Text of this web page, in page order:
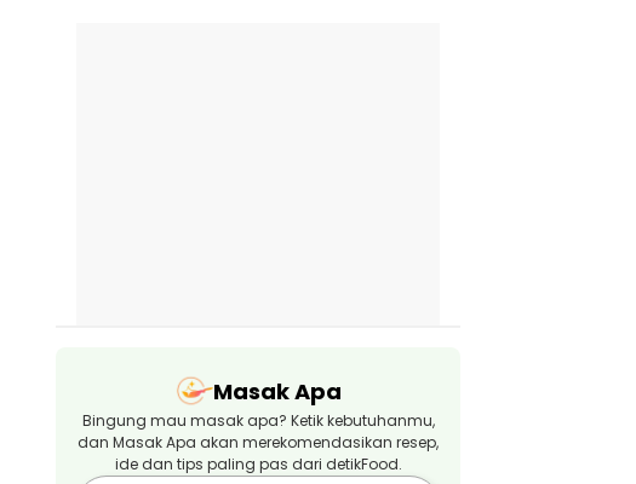
Masak Apa
Bingung mau masak apa? Ketik kebutuhanmu,
dan Masak Apa akan merekomendasikan resep,
ide dan tips paling pas dari detikFood.